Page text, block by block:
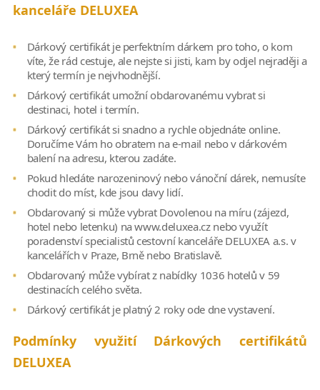
kanceláře DELUXEA
Dárkový certifikát je perfektním dárkem pro toho, o kom
víte, že rád cestuje, ale nejste si jisti, kam by odjel nejraději a
který termín je nejvhodnější.
Dárkový certifikát umožní obdarovanému vybrat si
destinaci, hotel i termín.
Dárkový certifikát si snadno a rychle objednáte online.
Doručíme Vám ho obratem na e-mail nebo v dárkovém
balení na adresu, kterou zadáte.
Pokud hledáte narozeninový nebo vánoční dárek, nemusíte
chodit do míst, kde jsou davy lidí.
Obdarovaný si může vybrat Dovolenou na míru (zájezd,
hotel nebo letenku) na www.deluxea.cz nebo využít
poradenství specialistů cestovní kanceláře DELUXEA a.s. v
kancelářích v Praze, Brně nebo Bratislavě.
Obdarovaný může vybírat z nabídky 1036 hotelů v 59
destinacích celého světa.
Dárkový certifikát je platný 2 roky ode dne vystavení.
Podmínky využití Dárkových certifikátů
DELUXEA